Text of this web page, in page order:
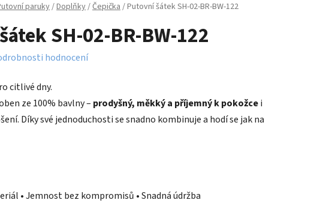
paruky/Doplňky/Čepička/Putovní šátek SH-02-BR-BW-122
SH-02-BR-BW-122
hodnocení
citlivé dny.
ze 100% bavlny – prodyšný, měkký a příjemný k pokožcei
Díky své jednoduchosti se snadno kombinuje a hodí se jak na
• Jemnost bez kompromisů • Snadná údržba